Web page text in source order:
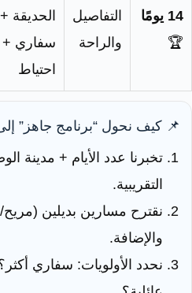
14 يومًا
🏆
التفاصيل
والراحة
الحديقة +
سفاري +
احتياط
📌 كيف نحول “برنامج جاهز”
تخبرنا عدد الأيام + مدينة
التقريبية.
نقترح مسارين بديلين
والإضافة.
نحدد الأولويات: سفاري